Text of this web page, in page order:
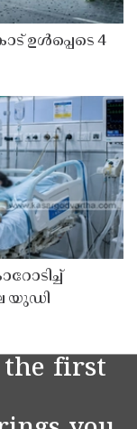
ഉൾപ്പെടെ 4
യുഡി
the first